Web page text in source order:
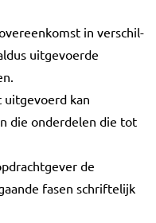
in verschil-
uitgevoerde
uitgevoerd kan
die onderdelen die tot
de
fasen schriftelijk